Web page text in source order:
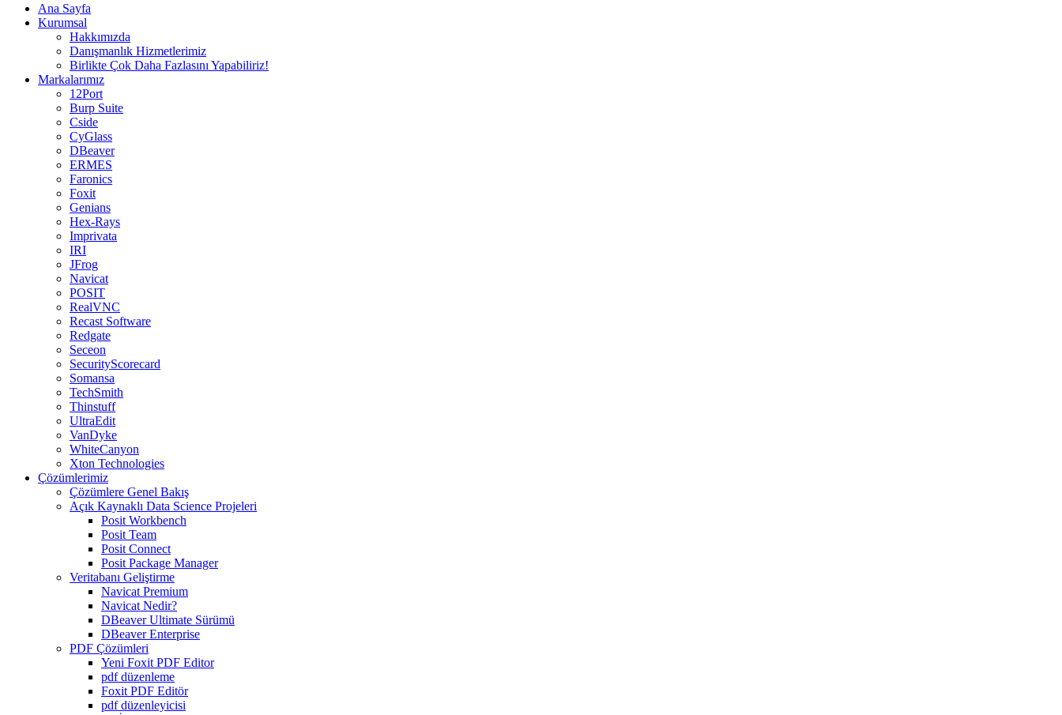
Ana Sayfa
Kurumsal
Hakkımızda
Danışmanlık Hizmetlerimiz
Birlikte Çok Daha Fazlasını Yapabiliriz!
Markalarımız
12Port
Burp Suite
Cside
CyGlass
DBeaver
ERMES
Faronics
Foxit
Genians
Hex-Rays
Imprivata
IRI
JFrog
Navicat
POSIT
RealVNC
Recast Software
Redgate
Seceon
SecurityScorecard
Somansa
TechSmith
Thinstuff
UltraEdit
VanDyke
WhiteCanyon
Xton Technologies
Çözümlerimiz
Çözümlere Genel Bakış
Açık Kaynaklı Data Science Projeleri
Posit Workbench
Posit Team
Posit Connect
Posit Package Manager
Veritabanı Geliştirme
Navicat Premium
Navicat Nedir?
DBeaver Ultimate Sürümü
DBeaver Enterprise
PDF Çözümleri
Yeni Foxit PDF Editor
pdf düzenleme
Foxit PDF Editör
pdf düzenleyicisi